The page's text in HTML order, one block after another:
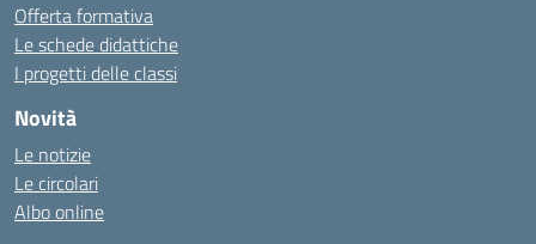
Offerta formativa
Le schede didattiche
I progetti delle classi
Novità
Le notizie
Le circolari
Albo online